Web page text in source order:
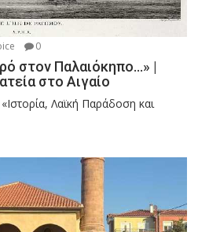
0
στον Παλαιόκηπο…» |
στο Αιγαίο
Λαϊκή Παράδοση και